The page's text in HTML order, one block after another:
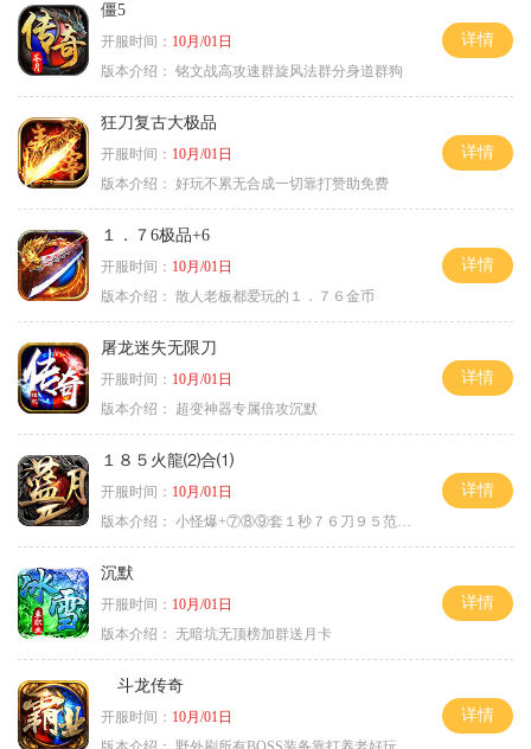
僵5
开服时间： 10月/01日
版本介绍： 铭文战高攻速群旋风法群分身道群狗
详情
狂刀复古大极品
开服时间： 10月/01日
版本介绍： 好玩不累无合成一切靠打赞助免费
详情
１．７6极品+6
开服时间： 10月/01日
版本介绍： 散人老板都爱玩的１．７６金币
详情
屠龙迷失无限刀
开服时间： 10月/01日
版本介绍：
超变神器专属倍攻沉默
详情
１８５火龍⑵合⑴
开服时间： 10月/01日
版本介绍： 小怪爆+⑦⑧⑨套１秒７６刀９５范围捡
详情
沉默
开服时间： 10月/01日
版本介绍： 无暗坑无顶榜加群送月卡
详情
斗龙传奇
开服时间： 10月/01日
详情